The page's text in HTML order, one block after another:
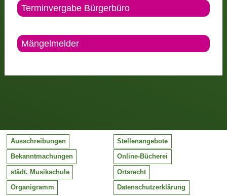
Terminvergabe Bürgerbüro
Mängelmelder
Ausschreibungen Stellenangebote
Bekanntmachungen Online-Bücherei
städt. Musikschule Ortsrecht
Organigramm Datenschutzerklärung